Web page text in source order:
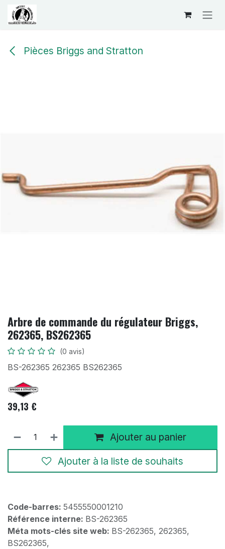
Se rendre au contenu
Pièces Briggs and Stratton
Arbre de commande du régulateur Briggs,
262365, BS262365
(0 avis)
BS-262365 262365 BS262365
39,13 €
Ajouter au panier
Ajouter à la liste de souhaits
Code-barres: 5455550001210
Référence interne: BS-262365
Méta mots-clés site web: BS-262365, 262365,
BS262365,